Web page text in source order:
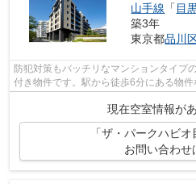
山手線 「 目
築3年
東京都品川
防犯対策もバッチリなマンションタイプ
付き物件です。駅から徒歩6分にある物
スメです。充実の設備と綺麗な室内を兼...
現在空室情報が
「ザ・パークハビ
お問い合わせ